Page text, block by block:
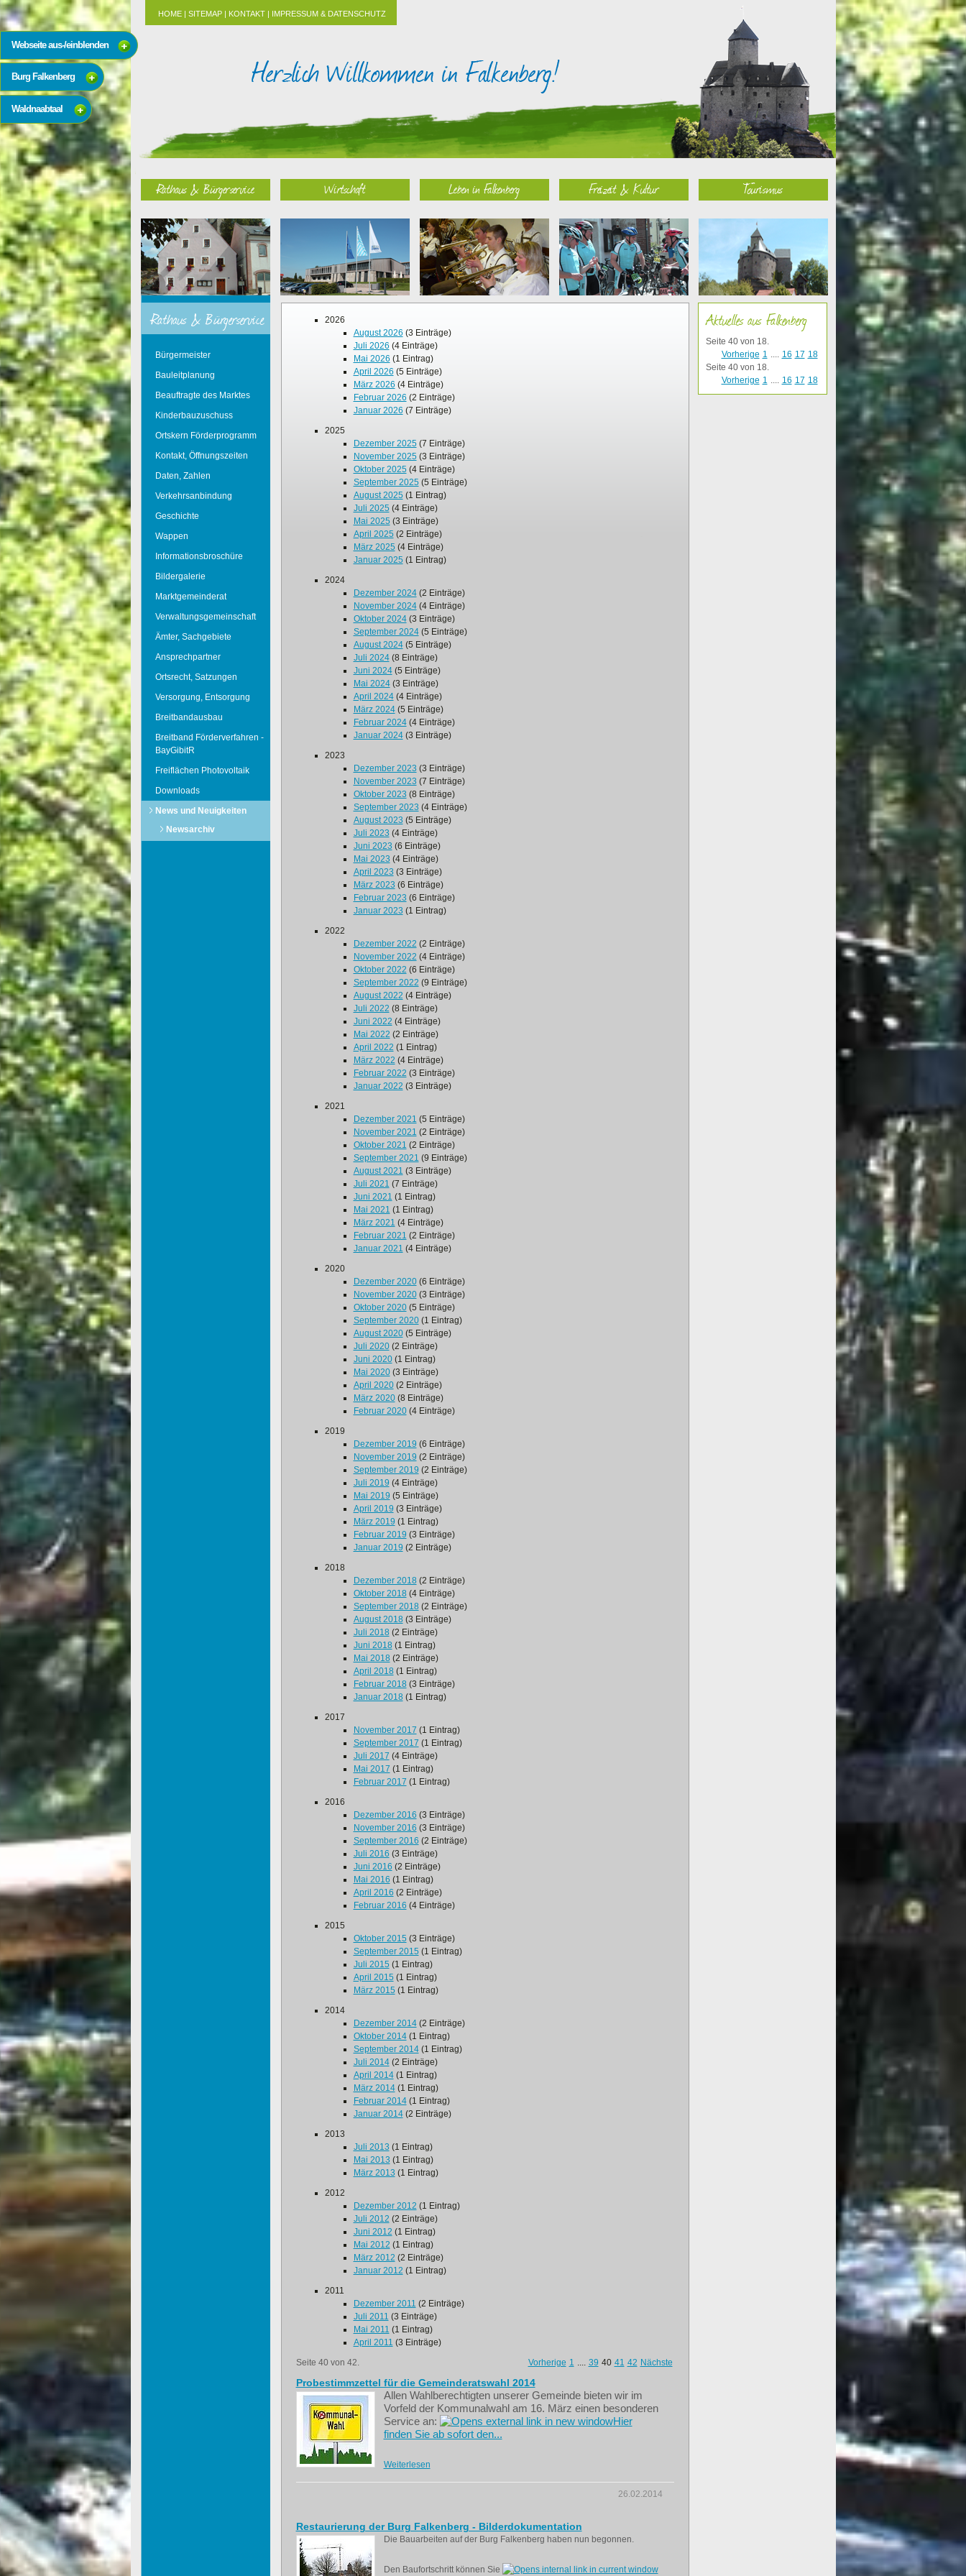
HOME| SITEMAP| KONTAKT| IMPRESSUM & DATENSCHUTZ
Rathaus & Bürgerservice Wirtschaft Leben in Falkenberg Freizeit & Kultur Tourismus
Rathaus & Bürgerservice
Bürgermeister
Bauleitplanung
Beauftragte des Marktes
Kinderbauzuschuss
Ortskern Förderprogramm
Kontakt, Öffnungszeiten
Daten, Zahlen
Verkehrsanbindung
Geschichte
Wappen
Informationsbroschüre
Bildergalerie
Marktgemeinderat
Verwaltungsgemeinschaft
Ämter, Sachgebiete
Ansprechpartner
Ortsrecht, Satzungen
Versorgung, Entsorgung
Breitbandausbau
Breitband Förderverfahren -
BayGibitR
Freiflächen Photovoltaik
Downloads
News und Neuigkeiten
Newsarchiv
2026
August 2026 (3 Einträge)
Juli 2026 (4 Einträge)
Mai 2026 (1 Eintrag)
April 2026 (5 Einträge)
März 2026 (4 Einträge)
Februar 2026 (2 Einträge)
Januar 2026 (7 Einträge)
2025
Dezember 2025(7 Einträge)
November 2025(3 Einträge)
Oktober 2025(4 Einträge)
September 2025(5 Einträge)
August 2025(1 Eintrag)
Juli 2025 (4 Einträge)
Mai 2025 (3 Einträge)
April 2025 (2 Einträge)
März 2025 (4 Einträge)
Januar 2025 (1 Eintrag)
2024
Dezember 2024(2 Einträge)
November 2024(4 Einträge)
Oktober 2024(3 Einträge)
September 2024(5 Einträge)
August 2024(5 Einträge)
Juli 2024(8 Einträge)
Juni 2024(5 Einträge)
Mai 2024(3 Einträge)
April 2024(4 Einträge)
März 2024(5 Einträge)
Februar 2024(4 Einträge)
Januar 2024(3 Einträge)
2023
Dezember 2023 (3 Einträge)
November 2023 (7 Einträge)
Oktober 2023 (8 Einträge)
September 2023 (4 Einträge)
August 2023 (5 Einträge)
Juli 2023 (4 Einträge)
Juni 2023 (6 Einträge)
Mai 2023 (4 Einträge)
April 2023 (3 Einträge)
März 2023 (6 Einträge)
Februar 2023 (6 Einträge)
Januar 2023 (1 Eintrag)
2022
Dezember 2022 (2 Einträge)
November 2022 (4 Einträge)
Oktober 2022 (6 Einträge)
September 2022 (9 Einträge)
August 2022 (4 Einträge)
Juli 2022 (8 Einträge)
Juni 2022 (4 Einträge)
Mai 2022 (2 Einträge)
April 2022 (1 Eintrag)
März 2022 (4 Einträge)
Februar 2022 (3 Einträge)
Januar 2022 (3 Einträge)
2021
Dezember 2021 (5 Einträge)
November 2021 (2 Einträge)
Oktober 2021 (2 Einträge)
September 2021 (9 Einträge)
August 2021 (3 Einträge)
Juli 2021 (7 Einträge)
Juni 2021 (1 Eintrag)
Mai 2021 (1 Eintrag)
März 2021 (4 Einträge)
Februar 2021 (2 Einträge)
Januar 2021 (4 Einträge)
2020
Dezember 2020(6 Einträge)
November 2020(3 Einträge)
Oktober 2020(5 Einträge)
September 2020(1 Eintrag)
August 2020(5 Einträge)
Juli 2020(2 Einträge)
Juni 2020(1 Eintrag)
Mai 2020(3 Einträge)
April 2020(2 Einträge)
März 2020(8 Einträge)
Februar 2020(4 Einträge)
2019
Dezember 2019 (6 Einträge)
November 2019 (2 Einträge)
September 2019 (2 Einträge)
Juli 2019 (4 Einträge)
Mai 2019 (5 Einträge)
April 2019 (3 Einträge)
März 2019 (1 Eintrag)
Februar 2019 (3 Einträge)
Januar 2019 (2 Einträge)
2018
Dezember 2018(2 Einträge)
Oktober 2018(4 Einträge)
September 2018(2 Einträge)
August 2018(3 Einträge)
Juli 2018(2 Einträge)
Juni 2018(1 Eintrag)
Mai 2018(2 Einträge)
April 2018(1 Eintrag)
Februar 2018(3 Einträge)
Januar 2018(1 Eintrag)
2017
November 2017 (1 Eintrag)
September 2017 (1 Eintrag)
Juli 2017 (4 Einträge)
Mai 2017 (1 Eintrag)
Februar 2017 (1 Eintrag)
2016
Dezember 2016 (3 Einträge)
November 2016 (3 Einträge)
September 2016 (2 Einträge)
Juli 2016 (3 Einträge)
Juni 2016 (2 Einträge)
Mai 2016 (1 Eintrag)
April 2016 (2 Einträge)
Februar 2016 (4 Einträge)
2015
Oktober 2015 (3 Einträge)
September 2015 (1 Eintrag)
Juli 2015 (1 Eintrag)
April 2015 (1 Eintrag)
März 2015 (1 Eintrag)
2014
Dezember 2014(2 Einträge)
Oktober 2014(1 Eintrag)
September 2014(1 Eintrag)
Juli 2014(2 Einträge)
April 2014(1 Eintrag)
März 2014(1 Eintrag)
Februar 2014(1 Eintrag)
Januar 2014(2 Einträge)
2013
Juli 2013 (1 Eintrag)
Mai 2013 (1 Eintrag)
März 2013 (1 Eintrag)
2012
Dezember 2012 (1 Eintrag)
Juli 2012 (2 Einträge)
Juni 2012 (1 Eintrag)
Mai 2012 (1 Eintrag)
März 2012 (2 Einträge)
Januar 2012 (1 Eintrag)
2011
Dezember 2011 (2 Einträge)
Juli 2011 (3 Einträge)
Mai 2011 (1 Eintrag)
April 2011 (3 Einträge)
Seite 40 von 42.
Vorherige 1 .... 39 40 41 42 Nächste
Probestimmzettel für die Gemeinderatswahl 2014
Allen Wahlberechtigten unserer Gemeinde bieten wir im
Vorfeld der Kommunalwahl am 16. März einen besonderen
Service an:
Hier
finden Sie ab sofort den...
Weiterlesen
26.02.2014
Restaurierung der Burg Falkenberg - Bilderdokumentation
Die Bauarbeiten auf der Burg Falkenberg haben nun begonnen.
Den Baufortschritt können Sie
Aktuelles aus Falkenberg
Seite 40 von 18.
Vorherige 1 .... 16 17 18
Seite 40 von 18.
Vorherige 1 .... 16 17 18
Webseite aus-/einblenden
Burg Falkenberg
Waldnaabtaal